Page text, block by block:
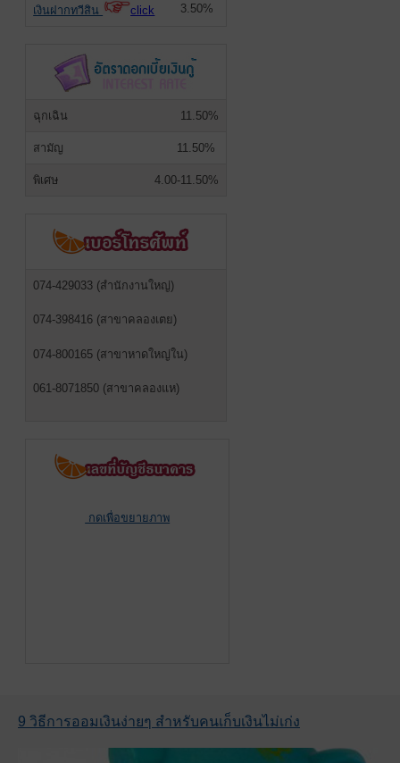
เงินฝากทวีสิน click 3.50%
ฉุกเฉิน 11.50%
สามัญ 11.50%
พิเศษ 4.00-11.50%
074-429033 (สำนักงานใหญ่)
074-398416 (สาขาคลองเตย)
074-800165 (สาขาหาดใหญ่ใน)
061-8071850 (สาขาคลองแห)
กดเพื่อขยายภาพ
9 วิธีการออมเงินง่ายๆ สำหรับคนเก็บเงินไม่เก่ง